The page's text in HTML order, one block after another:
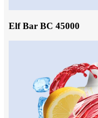
Elf Bar BC 45000